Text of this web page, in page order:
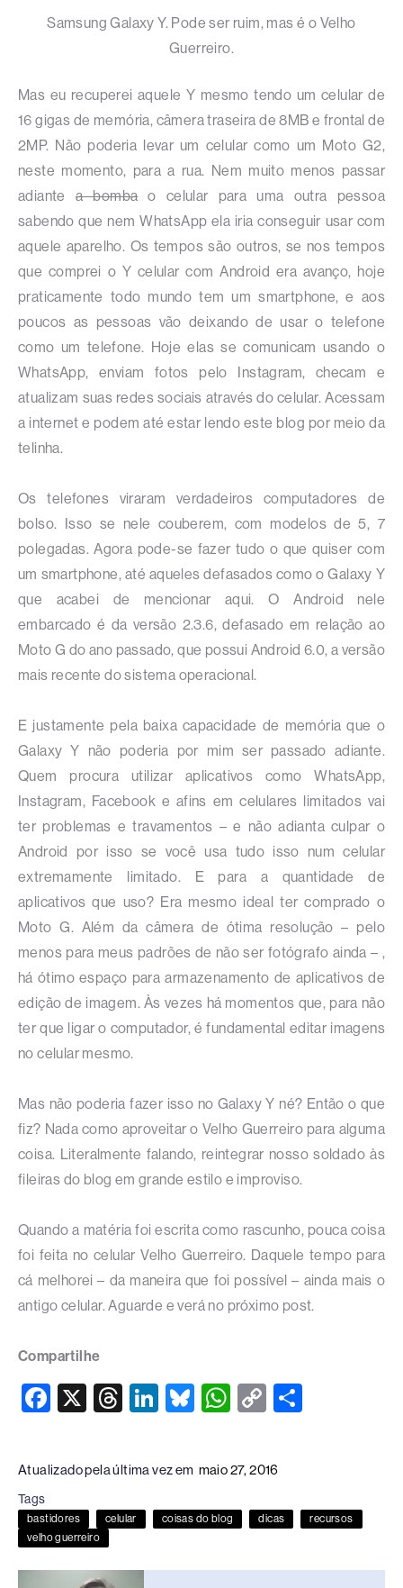
Samsung Galaxy Y. Pode ser ruim, mas é o Velho
Guerreiro.
Mas eu recuperei aquele Y mesmo tendo um celular de
16 gigas de memória, câmera traseira de 8MB e frontal de
2MP. Não poderia levar um celular como um Moto G2,
neste momento, para a rua. Nem muito menos passar
adiante a bombao celular para uma outra pessoa
sabendo que nem WhatsApp ela iria conseguir usar com
aquele aparelho. Os tempos são outros, se nos tempos
que comprei o Y celular com Android era avanço, hoje
praticamente todo mundo tem um smartphone, e aos
poucos as pessoas vão deixando de usar o telefone
como um telefone. Hoje elas se comunicam usando o
WhatsApp, enviam fotos pelo Instagram, checam e
atualizam suas redes sociais através do celular. Acessam
a internet e podem até estar lendo este blog por meio da
telinha.
Os telefones viraram verdadeiros computadores de
bolso. Isso se nele couberem, com modelos de 5, 7
polegadas. Agora pode-se fazer tudo o que quiser com
um smartphone, até aqueles defasados como o Galaxy Y
que acabei de mencionar aqui. O Android nele
embarcado é da versão 2.3.6, defasado em relação ao
Moto G do ano passado, que possui Android 6.0, a versão
mais recente do sistema operacional.
E justamente pela baixa capacidade de memória que o
Galaxy Y não poderia por mim ser passado adiante.
Quem procura utilizar aplicativos como WhatsApp,
Instagram, Facebook e afins em celulares limitados vai
ter problemas e travamentos – e não adianta culpar o
Android por isso se você usa tudo isso num celular
extremamente limitado. E para a quantidade de
aplicativos que uso? Era mesmo ideal ter comprado o
Moto G. Além da câmera de ótima resolução – pelo
menos para meus padrões de não ser fotógrafo ainda – ,
há ótimo espaço para armazenamento de aplicativos de
edição de imagem. Às vezes há momentos que, para não
ter que ligar o computador, é fundamental editar imagens
no celular mesmo.
Mas não poderia fazer isso no Galaxy Y né? Então o que
fiz? Nada como aproveitar o Velho Guerreiro para alguma
coisa. Literalmente falando, reintegrar nosso soldado às
fileiras do blog em grande estilo e improviso.
Quando a matéria foi escrita como rascunho, pouca coisa
foi feita no celular Velho Guerreiro. Daquele tempo para
cá melhorei – da maneira que foi possível – ainda mais o
antigo celular. Aguarde e verá no próximo post.
Compartilhe
F
e
b
o
o
X
T
a
d
Li
e
dI
Bl
sk
y
W
s
A
p
C
y
Li
k
Atualizado pela última vez em maio 27, 2016
Tags
bastidores celular coisas do blog dicas
recursos
velho guerreiro